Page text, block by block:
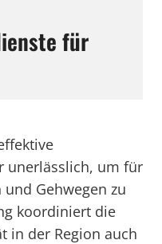
für
unerlässlich, um für
Gehwegen zu
koordiniert die
in der Region auch